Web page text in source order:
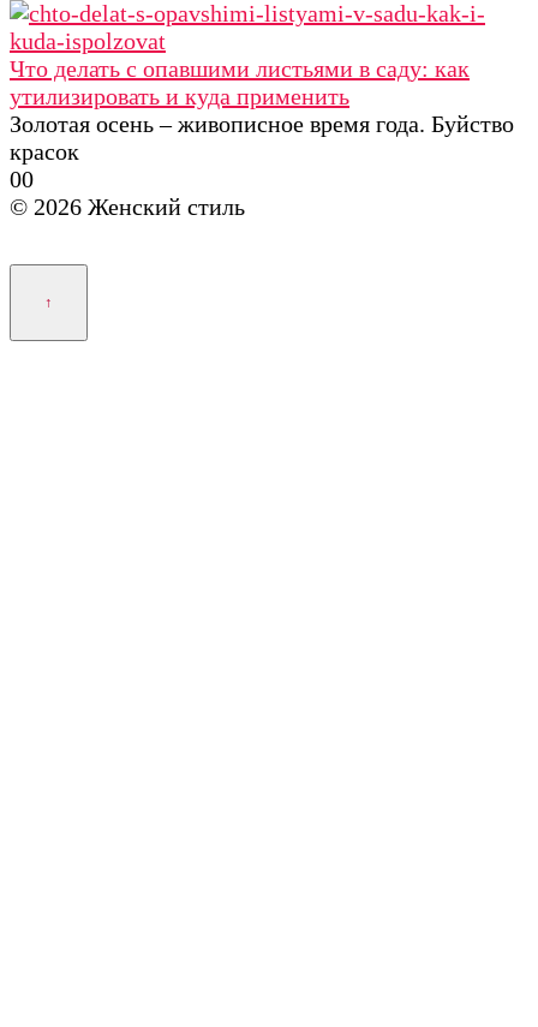
Что делать с опавшими листьями в саду: как
утилизировать и куда применить
Золотая осень – живописное время года. Буйство
красок
00
© 2026 Женский стиль